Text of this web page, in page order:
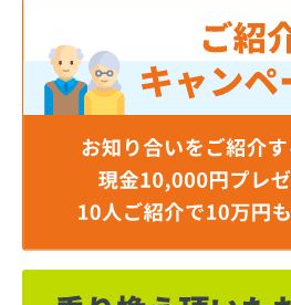
安永米穀販売店
安全プロパン有限会社
安部燃料店
井手燃料店
井上幸男商店
一丁田プロパン
一二三プロパン商事
一木商店
宇島瓦斯株式会社 宇島営業所